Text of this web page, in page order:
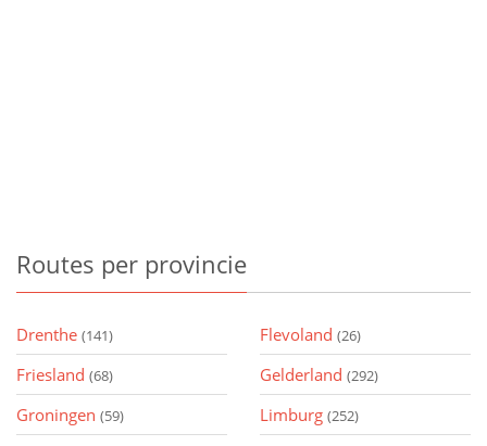
Routes per provincie
Drenthe (141) Flevoland (26)
Friesland (68) Gelderland (292)
Groningen (59) Limburg (252)